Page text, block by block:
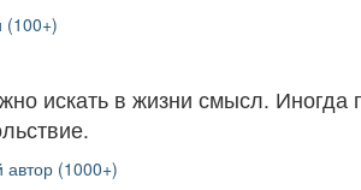
(100+)
искать в жизни смысл. Иногда
автор (1000+)